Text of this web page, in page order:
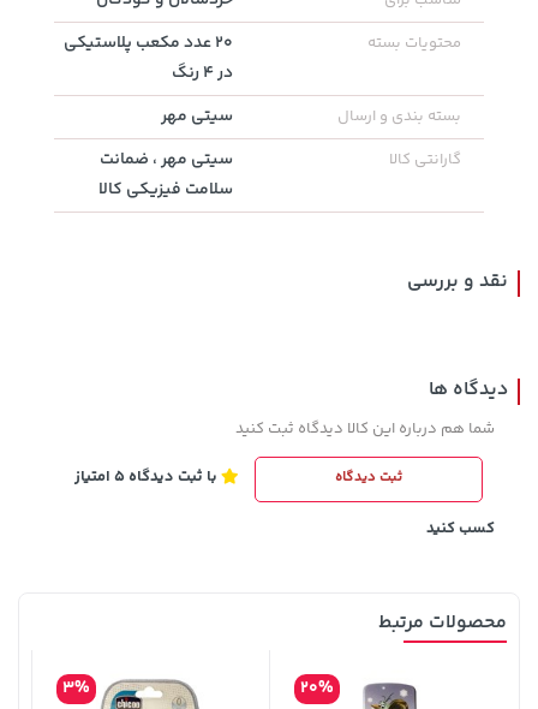
1,143,000 تومان
1,187,000
56,080,000 تومان
4,079,000
خرید
141,000 تومان
محتویات بسته
20 عدد مکعب پلاستیکی
در 4 رنگ
بسته بندی و ارسال سیتی مهر
گارانتی کالا
سیتی مهر ، ضمانت
سلامت فیزیکی کالا
نقد و بررسی
دیدگاه ها
شما هم درباره این کالا دیدگاه ثبت کنید
ثبت دیدگاه با ثبت دیدگاه 5 امتیاز
کسب کنید
محصولات مرتبط
20%
3%